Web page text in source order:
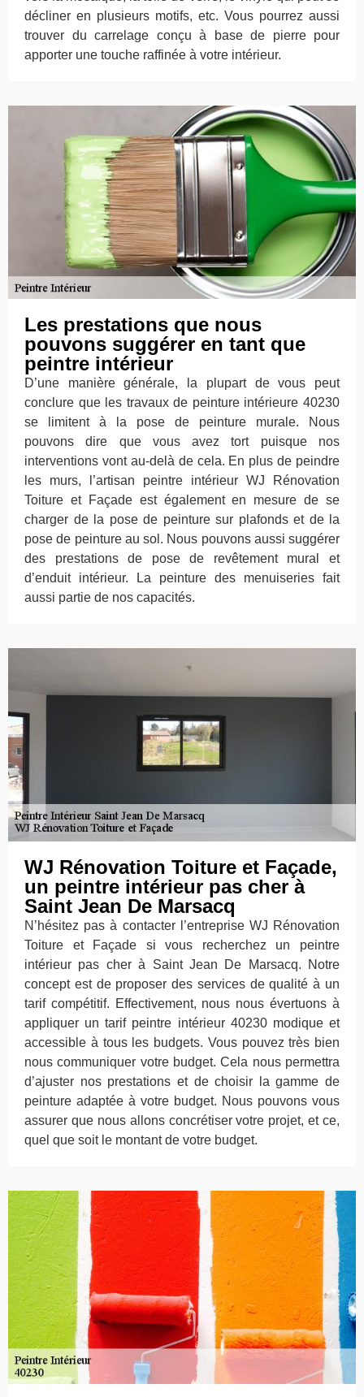
décliner en plusieurs motifs, etc. Vous pourrez aussi
trouver du carrelage conçu à base de pierre pour
apporter une touche raffinée à votre intérieur.
Les prestations que nous
pouvons suggérer en tant que
peintre intérieur
D’une manière générale, la plupart de vous peut
conclure que les travaux de peinture intérieure 40230
se limitent à la pose de peinture murale. Nous
pouvons dire que vous avez tort puisque nos
interventions vont au-delà de cela. En plus de peindre
les murs, l’artisan peintre intérieur WJ Rénovation
Toiture et Façade est également en mesure de se
charger de la pose de peinture sur plafonds et de la
pose de peinture au sol. Nous pouvons aussi suggérer
des prestations de pose de revêtement mural et
d’enduit intérieur. La peinture des menuiseries fait
aussi partie de nos capacités.
WJ Rénovation Toiture et Façade,
un peintre intérieur pas cher à
Saint Jean De Marsacq
N’hésitez pas à contacter l’entreprise WJ Rénovation
Toiture et Façade si vous recherchez un peintre
intérieur pas cher à Saint Jean De Marsacq. Notre
concept est de proposer des services de qualité à un
tarif compétitif. Effectivement, nous nous évertuons à
appliquer un tarif peintre intérieur 40230 modique et
accessible à tous les budgets. Vous pouvez très bien
nous communiquer votre budget. Cela nous permettra
d’ajuster nos prestations et de choisir la gamme de
peinture adaptée à votre budget. Nous pouvons vous
assurer que nous allons concrétiser votre projet, et ce,
quel que soit le montant de votre budget.